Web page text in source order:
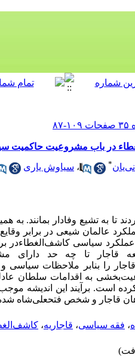
باب مشروعیت حاکمیت سیاسی
* ، سیاوش‌ یاری
تا به تشیع وفادار بمانند.
عالمان شیعی در برابر
سیاسی کاشف‌الغطاءدر
قاجار تا چه حد دارای
را بنابر ملاحظات سیاسی
به اقدامات سلطان‌
است. برآیند این اندیشه
قاجار و شخص فتحعلیشاه
، فقه سیاسی، قاجاریه،